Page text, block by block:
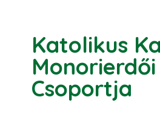
Katolikus
Monorierdői
Csoportja